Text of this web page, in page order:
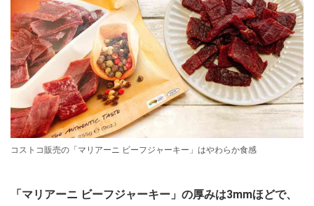
コストコ販売の「マリアーニ ビーフジャーキー」はやわらか食感
「マリアーニ ビーフジャーキー」の厚みは3mmほどで、